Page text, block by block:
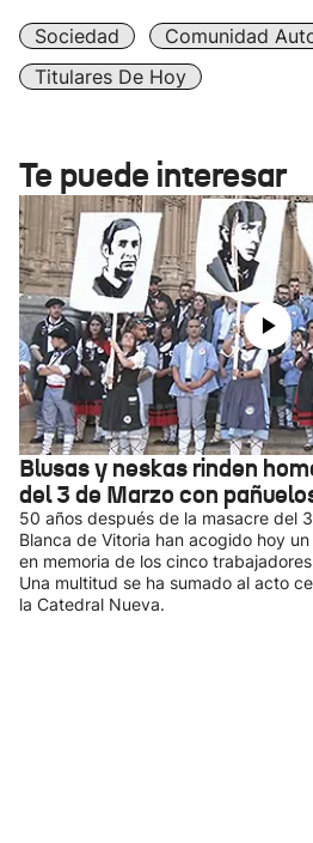
Sociedad
Comunidad
Titulares De Hoy
Te puede interesar
Blusas y neskas rinden
del 3 de Marzo con
50 años después de la masacre del
Blanca de Vitoria han acogido hoy
en memoria de los cinco
Una multitud se ha sumado al acto
la Catedral Nueva.